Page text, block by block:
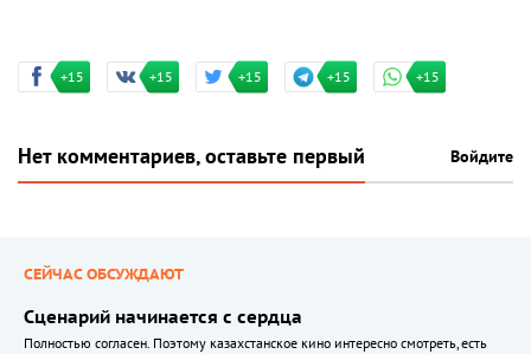
+15 +15 +15 +15 +15
Нет комментариев, оставьте первый Войдите
СЕЙЧАС ОБСУЖДАЮТ
Сценарий начинается с сердца
Полностью согласен. Поэтому казахстанское кино интересно смотреть, есть